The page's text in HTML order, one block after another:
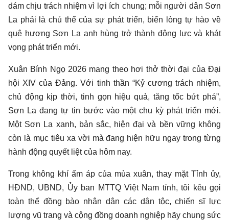
dám chịu trách nhiệm vì lợi ích chung; mỗi người dân Sơn
La phải là chủ thể của sự phát triển, biến lòng tự hào về
quê hương Sơn La anh hùng trở thành động lực và khát
vọng phát triển mới.
Xuân Bính Ngọ 2026 mang theo hơi thở thời đại của Đại
hội XIV của Đảng. Với tinh thần “Kỷ cương trách nhiệm,
chủ động kịp thời, tinh gọn hiệu quả, tăng tốc bứt phá”,
Sơn La đang tự tin bước vào một chu kỳ phát triển mới.
Một Sơn La xanh, bản sắc, hiện đại và bền vững không
còn là mục tiêu xa vời mà đang hiện hữu ngay trong từng
hành động quyết liệt của hôm nay.
Trong không khí ấm áp của mùa xuân, thay mặt Tỉnh ủy,
HĐND, UBND, Ủy ban MTTQ Việt Nam tỉnh, tôi kêu gọi
toàn thể đồng bào nhân dân các dân tộc, chiến sĩ lực
lượng vũ trang và cộng đồng doanh nghiệp hãy chung sức